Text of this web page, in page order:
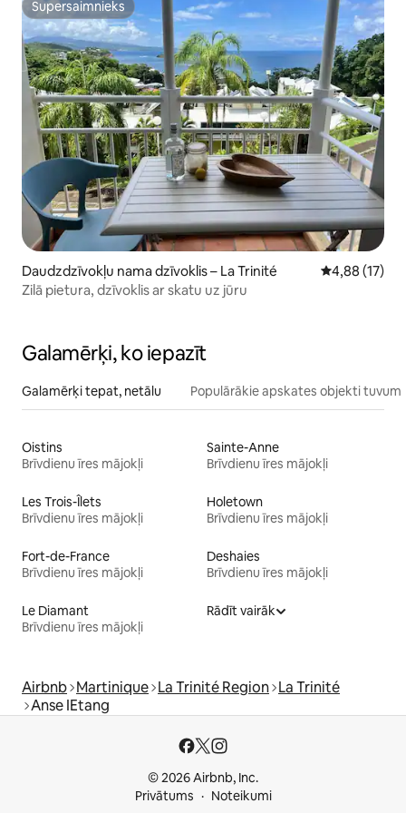
Supersaimnieks
Supersaimnieks
Daudzdzīvokļu nama dzīvoklis – La Trinité Vidējais
4,88 (17)
Zilā pietura, dzīvoklis ar skatu uz jūru
Galamērķi, ko iepazīt
Galamērķi tepat, netālu Populārākie apskates objekti
Oistins
Brīvdienu īres mājokļi
Sainte-Anne
Brīvdienu īres mājokļi
Les Trois-Îlets
Brīvdienu īres mājokļi
Holetown
Brīvdienu īres mājokļi
Fort-de-France
Brīvdienu īres mājokļi
Deshaies
Brīvdienu īres mājokļi
Le Diamant
Brīvdienu īres mājokļi
Rādīt vairāk
Airbnb Martinique La Trinité Region La Trinité
Anse IEtang
© 2026 Airbnb, Inc.
Privātums
Noteikumi